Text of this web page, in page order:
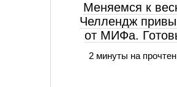
Меняемся к
Челлендж
от МИФа.
2 минуты на